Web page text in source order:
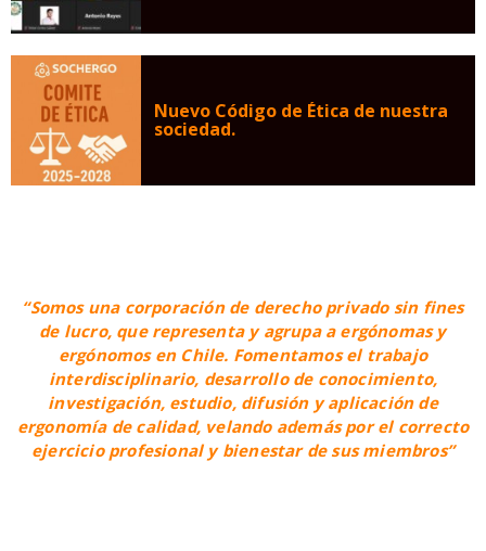
Nuevo Código de Ética de nuestra
sociedad.
“Somos una corporación de derecho privado sin fines
de lucro, que representa y agrupa a ergónomas y
ergónomos en Chile. Fomentamos el trabajo
interdisciplinario, desarrollo de conocimiento,
investigación, estudio, difusión y aplicación de
ergonomía de calidad, velando además por el correcto
ejercicio profesional y bienestar de sus miembros”